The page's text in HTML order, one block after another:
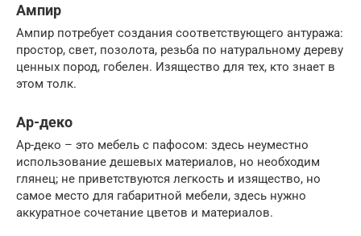
Ампир
Ампир потребует создания соответствующего антуража:
простор, свет, позолота, резьба по натуральному дереву
ценных пород, гобелен. Изящество для тех, кто знает в
этом толк.
Ар-деко
Ар-деко – это мебель с пафосом: здесь неуместно
использование дешевых материалов, но необходим
глянец; не приветствуются легкость и изящество, но
самое место для габаритной мебели, здесь нужно
аккуратное сочетание цветов и материалов.